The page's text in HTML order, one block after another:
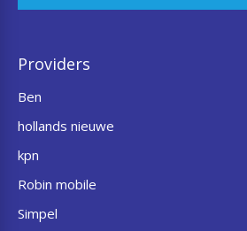
Providers
Ben
hollands nieuwe
kpn
Robin mobile
Simpel